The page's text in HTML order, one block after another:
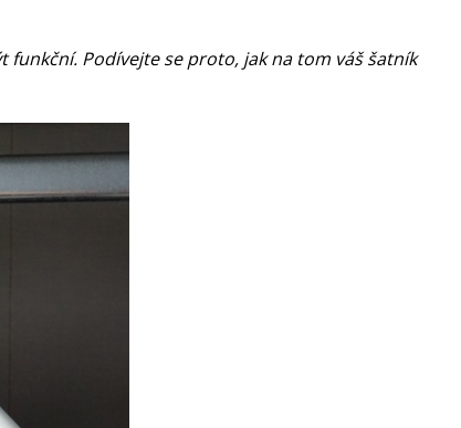
funkční. Podívejte se proto, jak na tom váš šatník